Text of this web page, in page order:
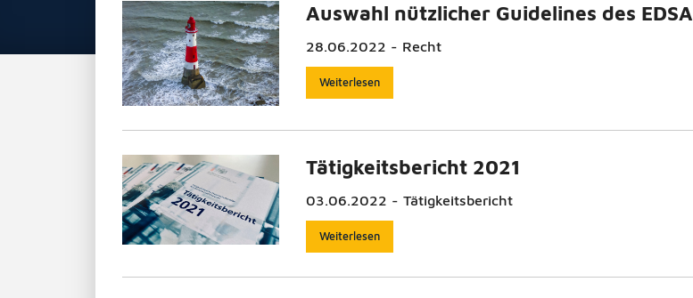
Auswahl nützlicher Guidelines des EDSA
28.06.2022 - Recht
Weiterlesen
Tätigkeitsbericht 2021
03.06.2022 - Tätigkeitsbericht
Weiterlesen